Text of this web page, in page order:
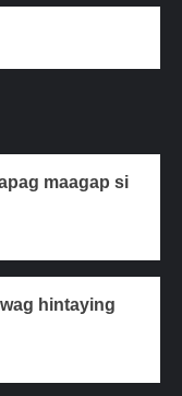
maagap si
hintaying